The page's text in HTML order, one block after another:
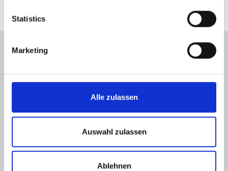
Statistics
Marketing
Alle zulassen
Auswahl zulassen
Ablehnen
176,70 kWh / (m²*a)